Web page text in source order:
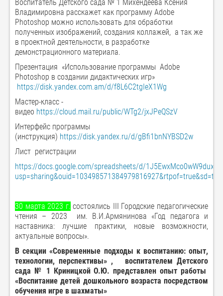
Воспитатель Детского сада № 1 Михендеева Ксения
Владимировна расскажет как программу Adobe
Photoshop можно использовать для обработки
полученных изображений, создания коллажей, а так же
в проектной деятельности, в разработке
демонстрационного материала.
Презентация «Использование программы Adobe
Photoshop в создании дидактических игр»
https://disk.yandex.com.am/d/f8L6C2tgIeX1Wg
Мастер-класс -
видео https://cloud.mail.ru/public/WTg2/jxJPeQSzV
Интерфейс программы
(инструкция) https://disk.yandex.ru/d/gBfi1bnNYBSD2w
Лист регистрации
https://docs.google.com/spreadsheets/d/
30 марта 2023 г. состоялись III Городские педагогические
чтения – 2023 им. В.И.Армянинова «Год педагога и
наставника: лучшие практики, новые возможности,
актуальные вопросы».
В секции «Современные подходы к воспитанию: опыт,
технологии, перспективы» , воспитателем Детского
сада № 1 Криницкой О.Ю. представлен опыт работы
«Воспитание детей дошкольного возраста посредством
обучения игре в шахматы»